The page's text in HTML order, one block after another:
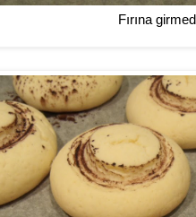
Fırına